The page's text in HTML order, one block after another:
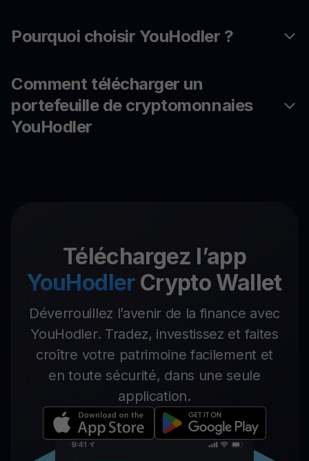
Pourquoi choisir YouHodler ?
Comment télécharger un
portefeuille de cryptomonnaies
YouHodler
Téléchargez l’app
YouHodler Crypto Wallet
Déverrouillez l’avenir de la finance avec
YouHodler. Tradez, investissez et faites
croître votre patrimoine facilement et
en toute sécurité, dans une seule
application.